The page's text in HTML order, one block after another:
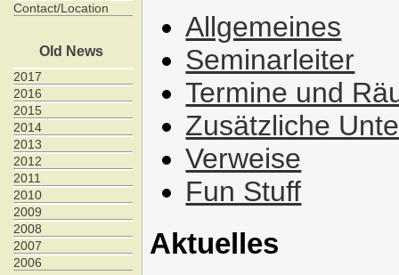
Contact/Location
Old News
2017
2016
2015
2014
2013
2012
2011
2010
2009
2008
2007
2006
Allgemeines
Seminarleiter
Termine und
Zusätzliche
Verweise
Fun Stuff
Aktuelles